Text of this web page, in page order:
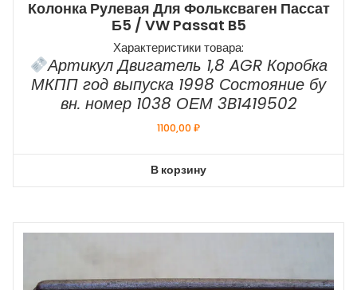
Колонка Рулевая Для Фольксваген Пассат
Б5 / VW Passat B5
Характеристики товара:
Артикул Двигатель 1,8 AGR Коробка
МКПП год выпуска 1998 Состояние бу
вн. номер 1038 ОЕМ 3B1419502
1100,00₽
В корзину